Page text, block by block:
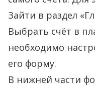
Зайти в раздел
Выбрать счёт в
необходимо
его форму.
В нижней части